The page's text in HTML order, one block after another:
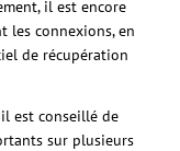
il est encore
les connexions, en
de récupération
est conseillé de
sur plusieurs